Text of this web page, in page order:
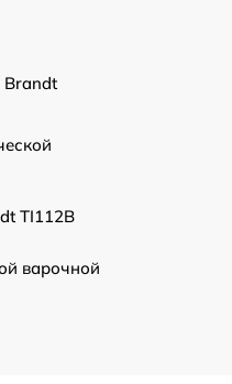
Brandt
TI112B
варочной